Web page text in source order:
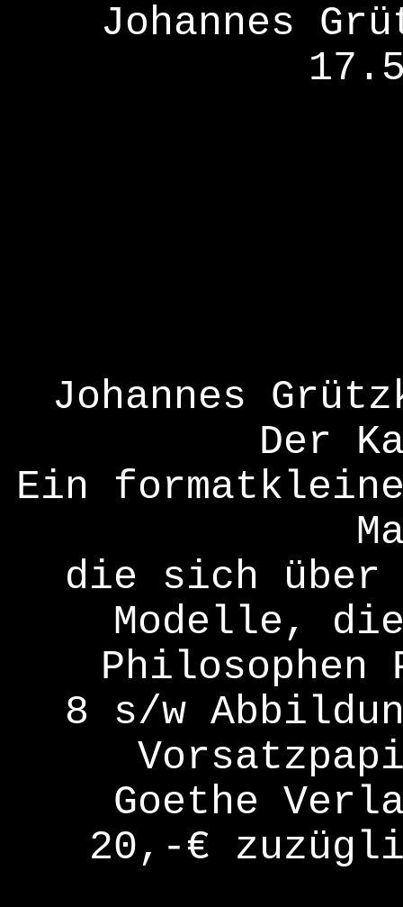
Johannes
Johannes
Der
Ein
die sich über
Modelle,
Philosophen
8 s/w
Goethe
20,-€